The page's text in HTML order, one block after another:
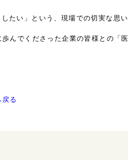
たい」という、現場での切実な思い
んでくださった企業の皆様との「
戻る